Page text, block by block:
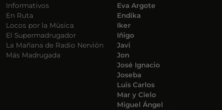
Informativos
En Ruta
Locos por la Música
El Supermadrugador
La Mañana de Radio Nervión
Más Madrugada
Eva Argote
Endika
Iker
Iñigo
Javi
Jon
José Ignacio
Joseba
Luis Carlos
Mar y Cielo
Miguel Ángel